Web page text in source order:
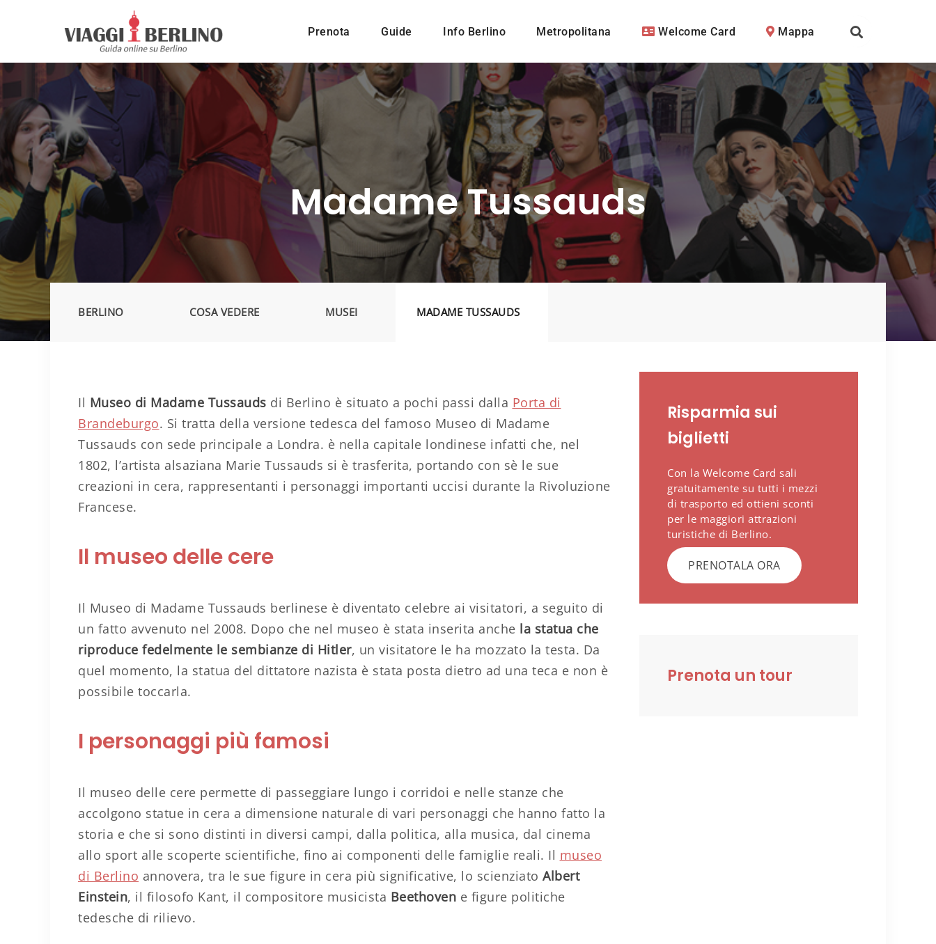
Prenota Guide Info Berlino Metropolitana Welcome Card Mappa
Madame Tussauds
BERLINO COSA VEDERE MUSEI MADAME TUSSAUDS
Il Museo di Madame Tussauds di Berlino è situato a pochi passi dalla Porta di
Brandeburgo. Si tratta della versione tedesca del famoso Museo di Madame
Tussauds con sede principale a Londra. è nella capitale londinese infatti che, nel
1802, l’artista alsaziana Marie Tussauds si è trasferita, portando con sè le sue
creazioni in cera, rappresentanti i personaggi importanti uccisi durante la Rivoluzione
Francese.
Il museo delle cere
Il Museo di Madame Tussauds berlinese è diventato celebre ai visitatori, a seguito di
un fatto avvenuto nel 2008. Dopo che nel museo è stata inserita anche la statua che
riproduce fedelmente le sembianze di Hitler, un visitatore le ha mozzato la testa. Da
quel momento, la statua del dittatore nazista è stata posta dietro ad una teca e non è
possibile toccarla.
I personaggi più famosi
Il museo delle cere permette di passeggiare lungo i corridoi e nelle stanze che
accolgono statue in cera a dimensione naturale di vari personaggi che hanno fatto la
storia e che si sono distinti in diversi campi, dalla politica, alla musica, dal cinema
allo sport alle scoperte scientifiche, fino ai componenti delle famiglie reali. Il museo
di Berlino annovera, tra le sue figure in cera più significative, lo scienziato Albert
Einstein, il filosofo Kant, il compositore musicista Beethoven e figure politiche
tedesche di rilievo.
Risparmia sui
biglietti
Con la Welcome Card sali
gratuitamente su tutti i mezzi
di trasporto ed ottieni sconti
per le maggiori attrazioni
turistiche di Berlino.
PRENOTALA ORA
Prenota un tour